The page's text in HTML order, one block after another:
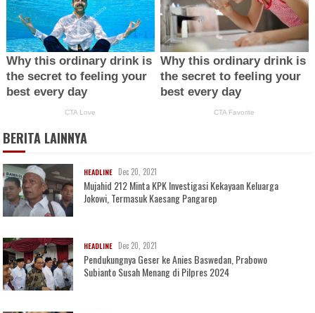
BERITA LAINNYA
HEADLINE Dec 20, 2021
Mujahid 212 Minta KPK Investigasi Kekayaan Keluarga
Jokowi, Termasuk Kaesang Pangarep
HEADLINE Dec 20, 2021
Pendukungnya Geser ke Anies Baswedan, Prabowo
Subianto Susah Menang di Pilpres 2024